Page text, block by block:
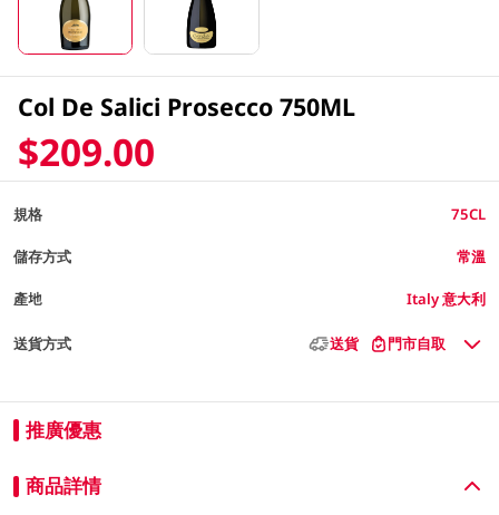
Col De Salici Prosecco 750ML
$209.00
規格 75CL
儲存方式 常溫
產地 Italy 意大利
送貨方式 送貨 門市自取
推廣優惠
商品詳情